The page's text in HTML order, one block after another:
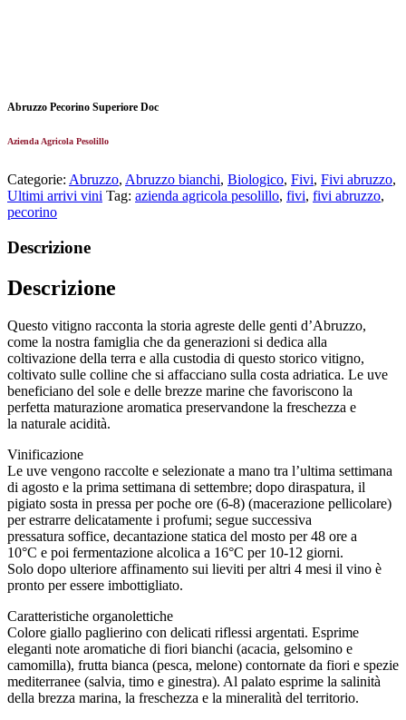
Abruzzo Pecorino Superiore Doc
Azienda Agricola Pesolillo
Categorie: Abruzzo, Abruzzo bianchi, Biologico, Fivi, Fivi abruzzo,
Ultimi arrivi vini Tag: azienda agricola pesolillo, fivi, fivi abruzzo,
pecorino
Descrizione
Descrizione
Questo vitigno racconta la storia agreste delle genti d’Abruzzo,
come la nostra famiglia che da generazioni si dedica alla
coltivazione della terra e alla custodia di questo storico vitigno,
coltivato sulle colline che si affacciano sulla costa adriatica. Le uve
beneficiano del sole e delle brezze marine che favoriscono la
perfetta maturazione aromatica preservandone la freschezza e
la naturale acidità.
Vinificazione
Le uve vengono raccolte e selezionate a mano tra l’ultima settimana
di agosto e la prima settimana di settembre; dopo diraspatura, il
pigiato sosta in pressa per poche ore (6-8) (macerazione pellicolare)
per estrarre delicatamente i profumi; segue successiva
pressatura soffice, decantazione statica del mosto per 48 ore a
10°C e poi fermentazione alcolica a 16°C per 10-12 giorni.
Solo dopo ulteriore affinamento sui lieviti per altri 4 mesi il vino è
pronto per essere imbottigliato.
Caratteristiche organolettiche
Colore giallo paglierino con delicati riflessi argentati. Esprime
eleganti note aromatiche di fiori bianchi (acacia, gelsomino e
camomilla), frutta bianca (pesca, melone) contornate da fiori e spezie
mediterranee (salvia, timo e ginestra). Al palato esprime la salinità
della brezza marina, la freschezza e la mineralità del territorio.